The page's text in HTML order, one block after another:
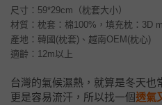
尺寸：59*29cm（枕套大小）
材質：枕套：棉100%，填充枕：3D
產地：韓國(枕套)、越南OEM(枕心)
適齡：12m以上
台灣的氣候濕熱，就算是冬天也
更是容易流汗，所以找一個透氣